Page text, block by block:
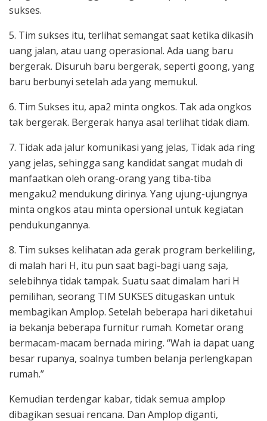
sukses.
5. Tim sukses itu, terlihat semangat saat ketika dikasih
uang jalan, atau uang operasional. Ada uang baru
bergerak. Disuruh baru bergerak, seperti goong, yang
baru berbunyi setelah ada yang memukul.
6. Tim Sukses itu, apa2 minta ongkos. Tak ada ongkos
tak bergerak. Bergerak hanya asal terlihat tidak diam.
7. Tidak ada jalur komunikasi yang jelas, Tidak ada ring
yang jelas, sehingga sang kandidat sangat mudah di
manfaatkan oleh orang-orang yang tiba-tiba
mengaku2 mendukung dirinya. Yang ujung-ujungnya
minta ongkos atau minta opersional untuk kegiatan
pendukungannya.
8. Tim sukses kelihatan ada gerak program berkeliling,
di malah hari H, itu pun saat bagi-bagi uang saja,
selebihnya tidak tampak. Suatu saat dimalam hari H
pemilihan, seorang TIM SUKSES ditugaskan untuk
membagikan Amplop. Setelah beberapa hari diketahui
ia bekanja beberapa furnitur rumah. Kometar orang
bermacam-macam bernada miring. “Wah ia dapat uang
besar rupanya, soalnya tumben belanja perlengkapan
rumah.”
Kemudian terdengar kabar, tidak semua amplop
dibagikan sesuai rencana. Dan Amplop diganti,